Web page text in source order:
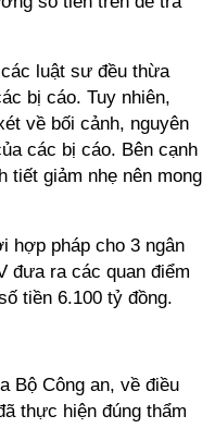
luật sư đều thừa
bị cáo. Tuy nhiên,
về bối cảnh, nguyên
các bị cáo. Bên cạnh
tiết giảm nhẹ nên mong
hợp pháp cho 3 ngân
đưa ra các quan điểm
tiền 6.100 tỷ đồng.
Bộ Công an, về điều
thực hiện đúng thẩm